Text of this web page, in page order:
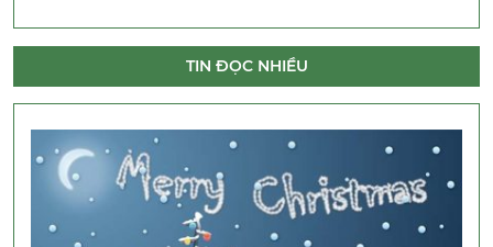
TIN ĐỌC NHIỀU